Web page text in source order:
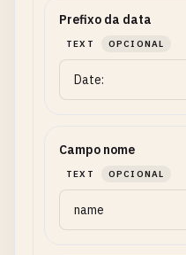
Prefixo da data
TEXT OPCIONAL
Campo nome
TEXT OPCIONAL